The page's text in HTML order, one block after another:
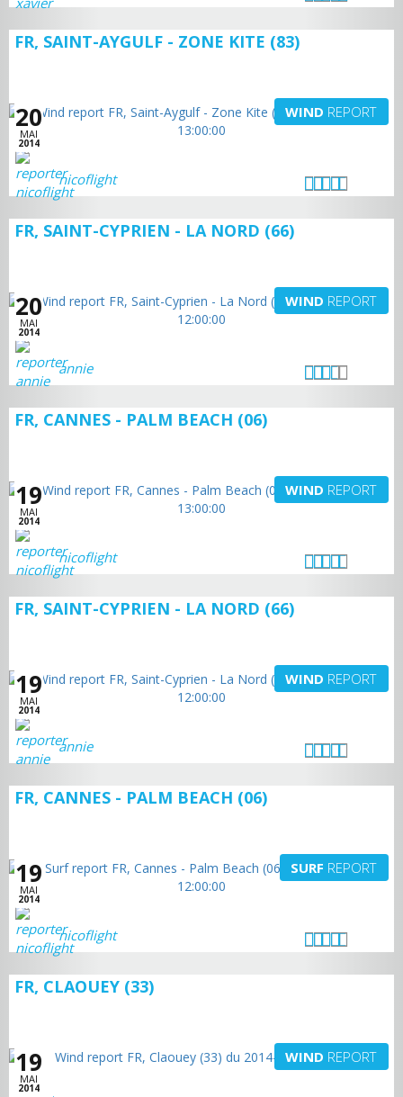
FR, SAINT-AYGULF - ZONE KITE (83)
20
MAI
2014
WIND REPORT
nicoflight
FR, SAINT-CYPRIEN - LA NORD (66)
20
MAI
2014
WIND REPORT
annie
FR, CANNES - PALM BEACH (06)
19
MAI
2014
WIND REPORT
nicoflight
FR, SAINT-CYPRIEN - LA NORD (66)
19
MAI
2014
WIND REPORT
annie
FR, CANNES - PALM BEACH (06)
19
MAI
2014
SURF REPORT
nicoflight
FR, CLAOUEY (33)
19
MAI
2014
WIND REPORT